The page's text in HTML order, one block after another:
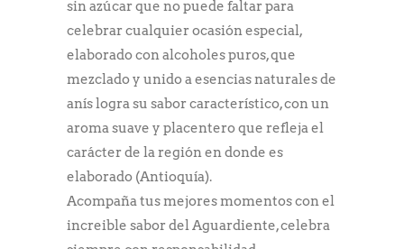
sin azúcar que no puede faltar para
celebrar cualquier ocasión especial,
elaborado con alcoholes puros, que
mezclado y unido a esencias naturales de
anís logra su sabor característico, con un
aroma suave y placentero que refleja el
carácter de la región en donde es
elaborado (Antioquía).
Acompaña tus mejores momentos con el
increible sabor del Aguardiente, celebra